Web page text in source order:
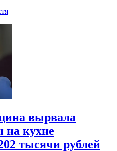
вырвала
на кухне
тысячи рублей